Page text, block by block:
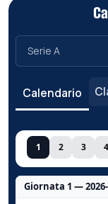
Calendario
1 2 3 4
Giornata 1 —